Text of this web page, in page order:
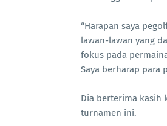
“Harapan saya
lawan-lawan yang
fokus pada
Saya berharap para
Dia berterima kasih
turnamen ini.